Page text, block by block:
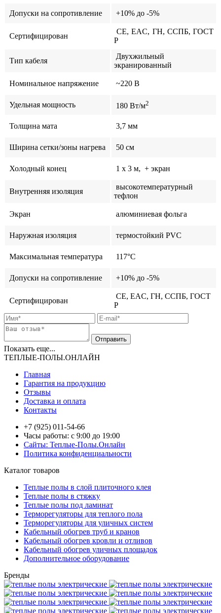
Допуски на сопротивление +10% до -5%
Сертифицирован
CE, EAC, ГН, ССПБ, ГОСТ
Р
Тип кабеля
Двухжильный
экранированный
Номинальное напряжение ~220 В
Удельная мощность 180 Вт/м2
Толщина мата 3,7 мм
Ширина сетки/зоны нагрева 50 см
Холодный конец 1 x 3 м, + экран
Внутренняя изоляция
высокотемпературный
тефлон
Экран алюминиевая фольга
Наружная изоляция термостойкий PVC
Максимальная температура 117°C
Допуски на сопротивление +10% до -5%
Сертифицирован
CE, EAC, ГН, ССПБ, ГОСТ
Р
Показать еще...
ТЕПЛЫЕ-ПОЛЫ.ОНЛАЙН
Главная
Гарантия на продукцию
Отзывы
Доставка и оплата
Контакты
+7 (925) 011-54-66
Часы работы: с 9:00 до 19:00
Сайты: Теплые-Полы.Онлайн
Политика конфиденциальности
Каталог товаров
Теплые полы в слой плиточного клея
Теплые полы в стяжку
Теплые полы под ламинат
Терморегуляторы для теплого пола
Терморегуляторы для уличных систем
Кабельный обогрев труб и кранов
Кабельный обогрев кровли и отливов
Кабельный обогрев уличных площадок
Дополнительное оборудование
Бренды